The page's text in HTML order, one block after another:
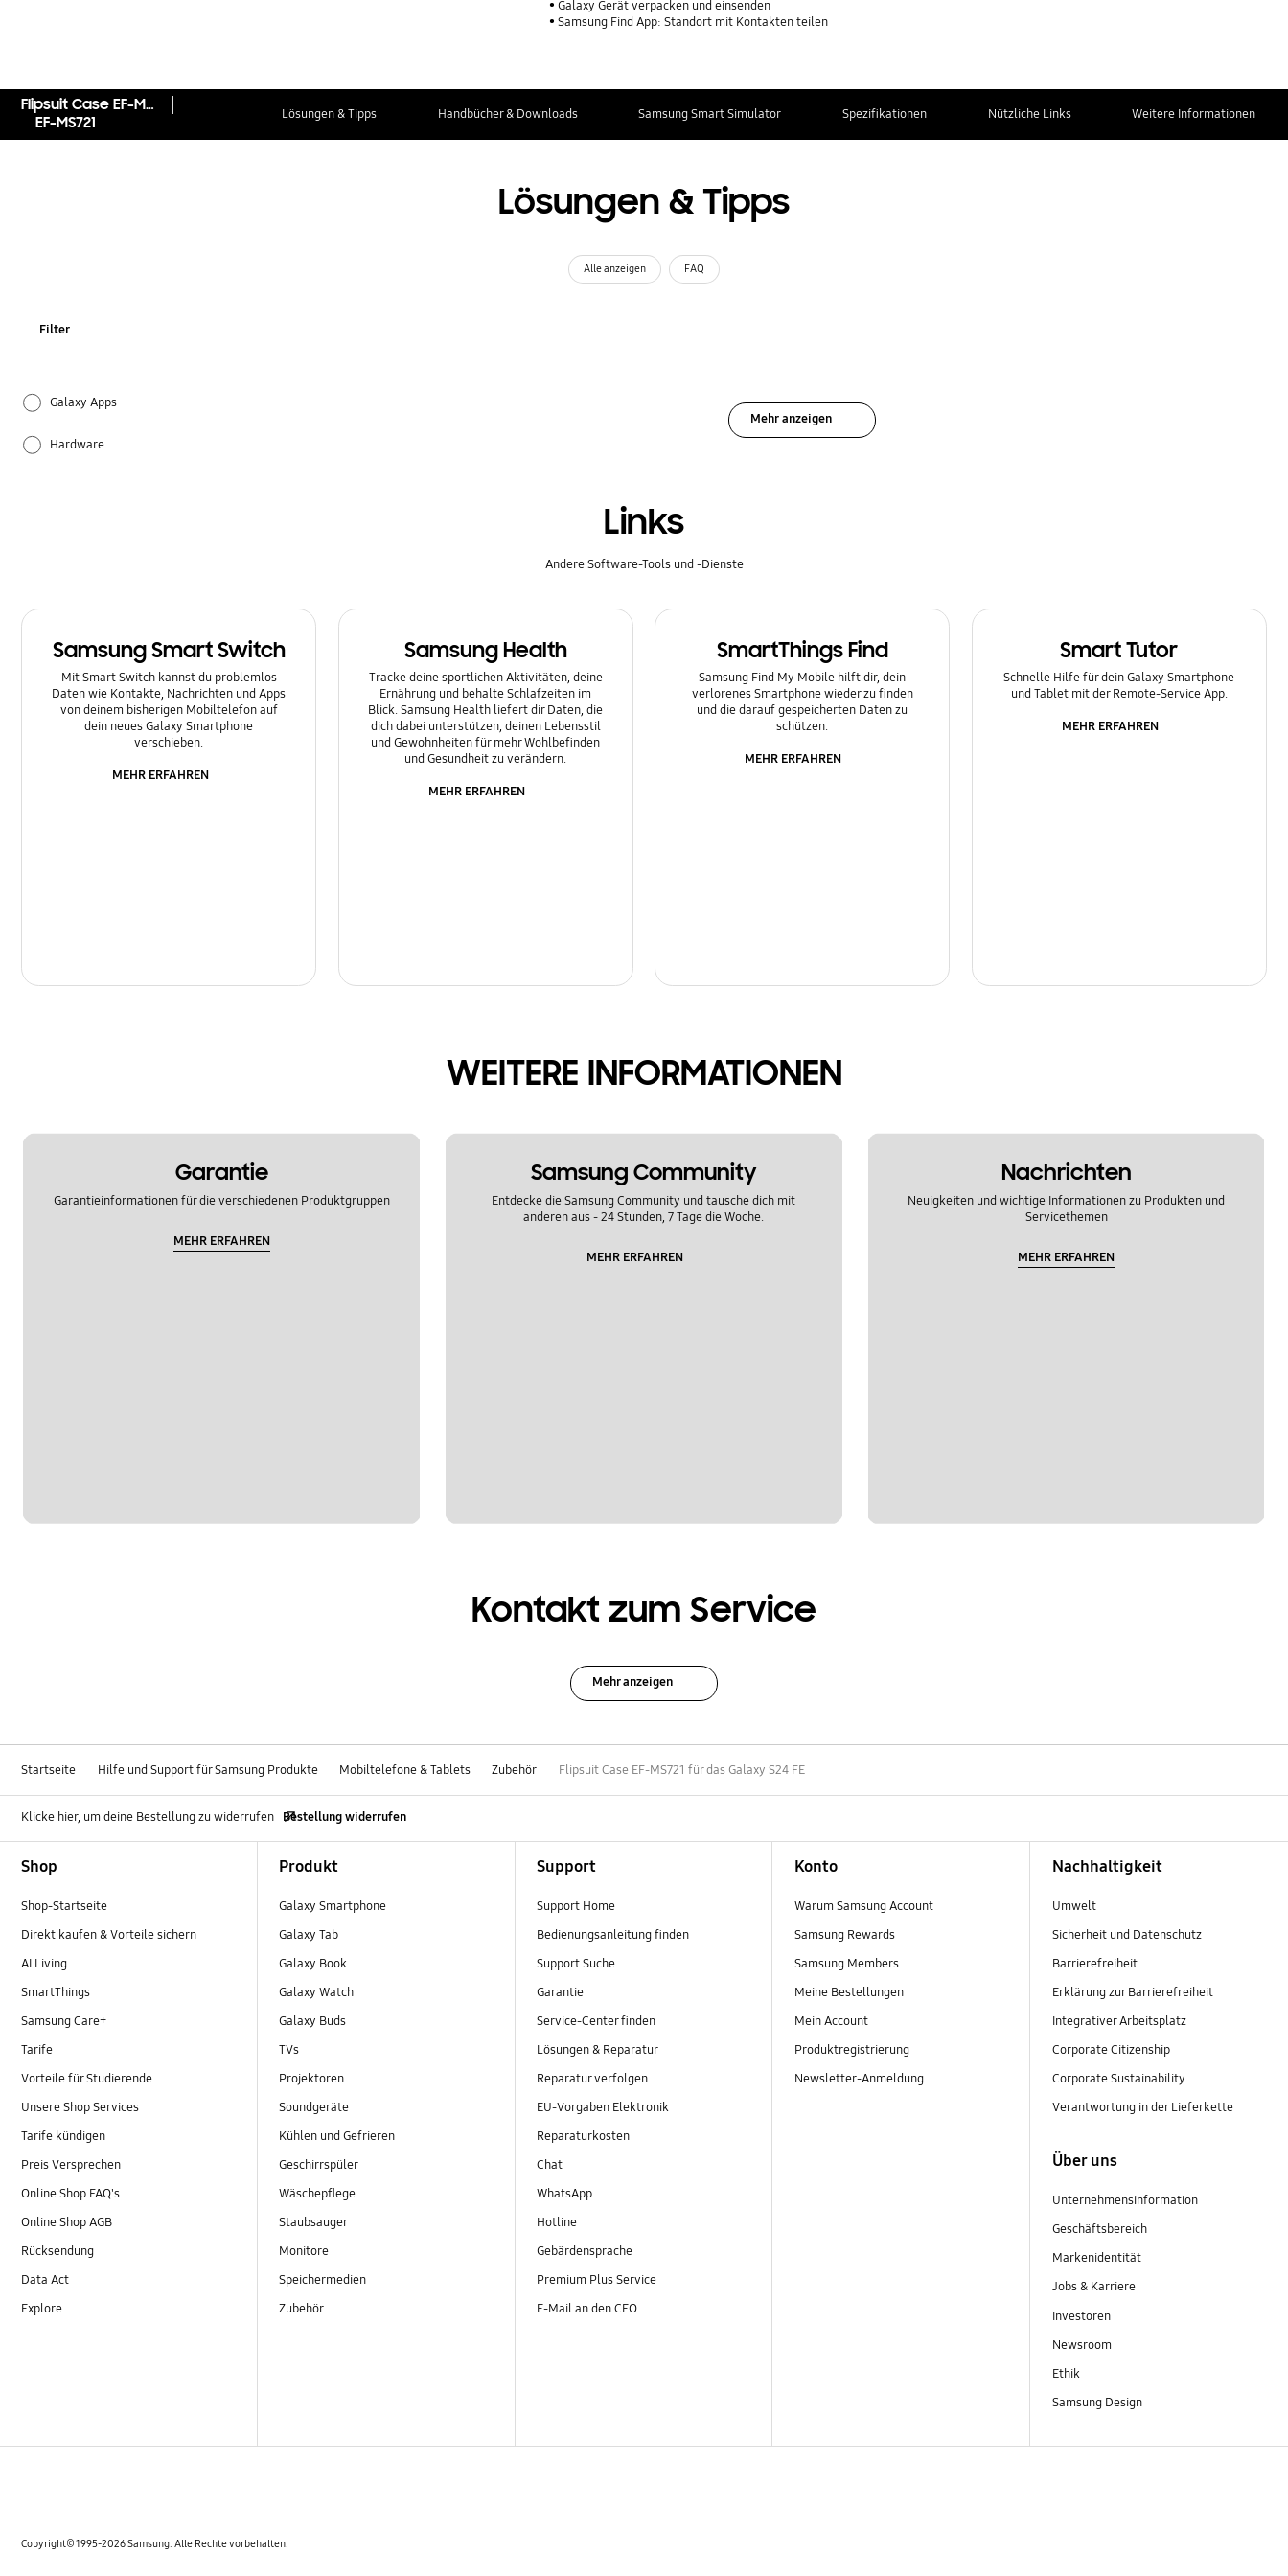
Galaxy Gerät verpacken und einsenden
Samsung Find App: Standort mit Kontakten teilen
Flipsuit Case EF-MS721 für das Galaxy S24 FE
EF-MS721
Lösungen & Tipps Handbücher & Downloads Samsung Smart Simulator Spezifikationen Nützliche Links Weitere Informationen
Lösungen & Tipps
Alle anzeigen FAQ
Filter
Galaxy Apps
Hardware
Mehr anzeigen
Links
Andere Software-Tools und -Dienste
Samsung Smart Switch
Mit Smart Switch kannst du problemlos
Daten wie Kontakte, Nachrichten und Apps
von deinem bisherigen Mobiltelefon auf
dein neues Galaxy Smartphone
verschieben.
MEHR ERFAHREN
Samsung Health
Tracke deine sportlichen Aktivitäten, deine
Ernährung und behalte Schlafzeiten im
Blick. Samsung Health liefert dir Daten, die
dich dabei unterstützen, deinen Lebensstil
und Gewohnheiten für mehr Wohlbefinden
und Gesundheit zu verändern.
MEHR ERFAHREN
SmartThings Find
Samsung Find My Mobile hilft dir, dein
verlorenes Smartphone wieder zu finden
und die darauf gespeicherten Daten zu
schützen.
MEHR ERFAHREN
Smart Tutor
Schnelle Hilfe für dein Galaxy Smartphone
und Tablet mit der Remote-Service App.
MEHR ERFAHREN
WEITERE INFORMATIONEN
Garantie
Garantieinformationen für die verschiedenen Produktgruppen
MEHR ERFAHREN
Samsung Community
Entdecke die Samsung Community und tausche dich mit
anderen aus - 24 Stunden, 7 Tage die Woche.
MEHR ERFAHREN
Nachrichten
Neuigkeiten und wichtige Informationen zu Produkten und
Servicethemen
MEHR ERFAHREN
Kontakt zum Service
Mehr anzeigen
Startseite Hilfe und Support für Samsung Produkte Mobiltelefone & Tablets Zubehör Flipsuit Case EF-MS721 für das Galaxy S24 FE
Klicke hier, um deine Bestellung zu widerrufen Bestellung widerrufen
Shop
Shop-Startseite
Direkt kaufen & Vorteile sichern
AI Living
SmartThings
Samsung Care+
Tarife
Vorteile für Studierende
Unsere Shop Services
Tarife kündigen
Preis Versprechen
Online Shop FAQ's
Online Shop AGB
Rücksendung
Data Act
Explore
Produkt
Galaxy Smartphone
Galaxy Tab
Galaxy Book
Galaxy Watch
Galaxy Buds
TVs
Projektoren
Soundgeräte
Kühlen und Gefrieren
Geschirrspüler
Wäschepflege
Staubsauger
Monitore
Speichermedien
Zubehör
Support
Support Home
Bedienungsanleitung finden
Support Suche
Garantie
Service-Center finden
Lösungen & Reparatur
Reparatur verfolgen
EU-Vorgaben Elektronik
Reparaturkosten
Chat
WhatsApp
Hotline
Gebärdensprache
Premium Plus Service
E-Mail an den CEO
Konto
Warum Samsung Account
Samsung Rewards
Samsung Members
Meine Bestellungen
Mein Account
Produktregistrierung
Newsletter-Anmeldung
Nachhaltigkeit
Umwelt
Sicherheit und Datenschutz
Barrierefreiheit
Erklärung zur Barrierefreiheit
Integrativer Arbeitsplatz
Corporate Citizenship
Corporate Sustainability
Verantwortung in der Lieferkette
Über uns
Unternehmensinformation
Geschäftsbereich
Markenidentität
Jobs & Karriere
Investoren
Newsroom
Ethik
Samsung Design
Copyright© 1995-2026 Samsung. Alle Rechte vorbehalten.